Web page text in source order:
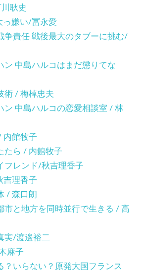
耿史
っ嫌い/冨永愛
争責任 戦後最大のタブーに挑む/
ン 中島ハルコはまだ懲りてな
術 / 梅棹忠夫
ン 中島ハルコの恋愛相談室 / 林
内館牧子
たら / 内館牧子
フレンド/秋吉理香子
吉理香子
/ 森口朗
と地方を同時並行で生きる / 高
実/渡邉裕二
麻子
？いらない？原発大国フランス